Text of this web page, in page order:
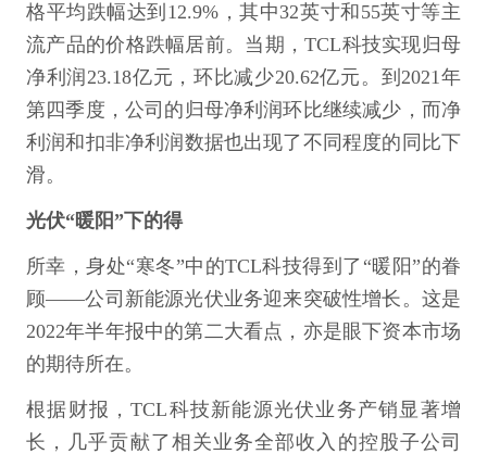
格平均跌幅达到12.9%，其中32英寸和55英寸等主
流产品的价格跌幅居前。当期，TCL科技实现归母
净利润23.18亿元，环比减少20.62亿元。到2021年
第四季度，公司的归母净利润环比继续减少，而净
利润和扣非净利润数据也出现了不同程度的同比下
滑。
光伏“暖阳”下的得
所幸，身处“寒冬”中的TCL科技得到了“暖阳”的眷
顾——公司新能源光伏业务迎来突破性增长。这是
2022年半年报中的第二大看点，亦是眼下资本市场
的期待所在。
根据财报，TCL科技新能源光伏业务产销显著增
长，几乎贡献了相关业务全部收入的控股子公司